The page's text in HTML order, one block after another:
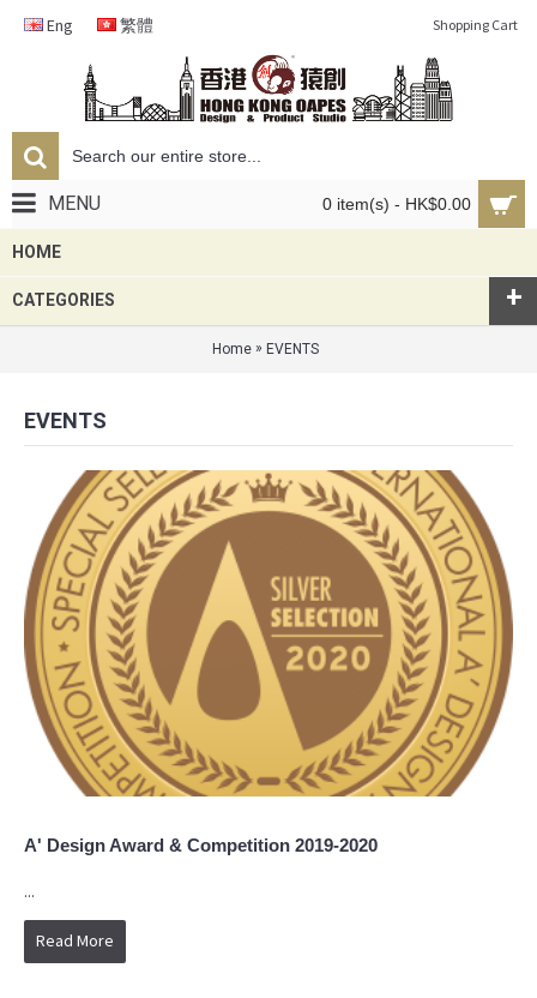
Eng 繁體 Shopping Cart
0 item(s) - HK$0.00
MENU
HOME
CATEGORIES +
Home » EVENTS
EVENTS
A' Design Award & Competition 2019-2020
...
Read More